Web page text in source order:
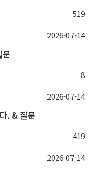
519
8
2026-07-14
. & 질문
419
2026-07-14
2026-07-14